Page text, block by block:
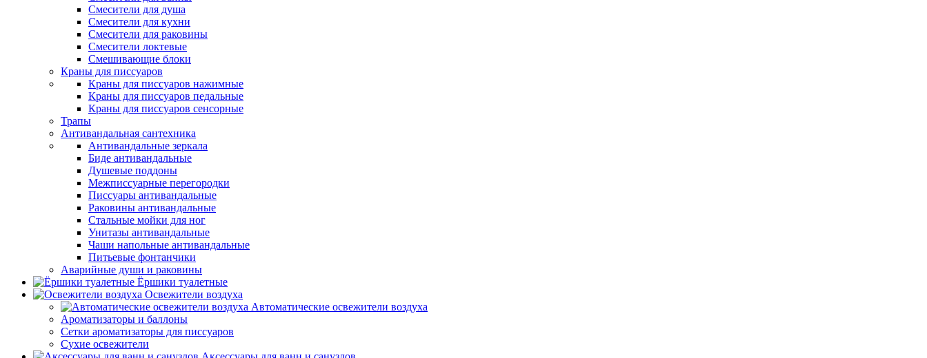
Смесители для душа
Смесители для кухни
Смесители для раковины
Смесители локтевые
Смешивающие блоки
Краны для писсуаров
Краны для писсуаров нажимные
Краны для писсуаров педальные
Краны для писсуаров сенсорные
Трапы
Антивандальная сантехника
Антивандальные зеркала
Биде антивандальные
Душевые поддоны
Межписсуарные перегородки
Писсуары антивандальные
Раковины антивандальные
Стальные мойки для ног
Унитазы антивандальные
Чаши напольные антивандальные
Питьевые фонтанчики
Аварийные души и раковины
Ёршики туалетные
Освежители воздуха
Автоматические освежители воздуха
Ароматизаторы и баллоны
Сетки ароматизаторы для писсуаров
Сухие освежители